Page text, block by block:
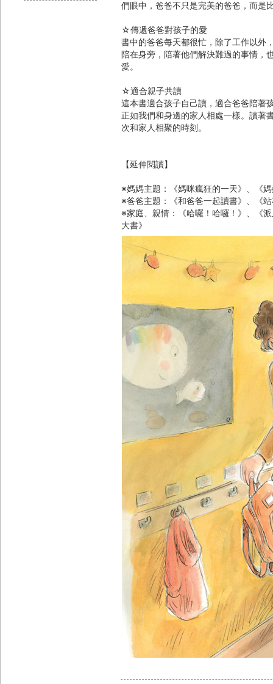
們眼中，爸爸不只是完美的爸爸，而是
☆傳遞爸爸對孩子的愛
書中的爸爸每天都很忙，除了工作以外
陪在身旁，陪著他們解決難過的事情，
愛。
☆適合親子共讀
這本書適合孩子自己讀，適合爸爸陪著
正如我們和身邊的家人相處一樣。讀著
次和家人相聚的時刻。
【延伸閱讀】
※媽媽主題：《媽咪瘋狂的一天》、《
※爸爸主題：《和爸爸一起讀書》、《
※家庭、親情：《哈囉！哈囉！》、《
大書》